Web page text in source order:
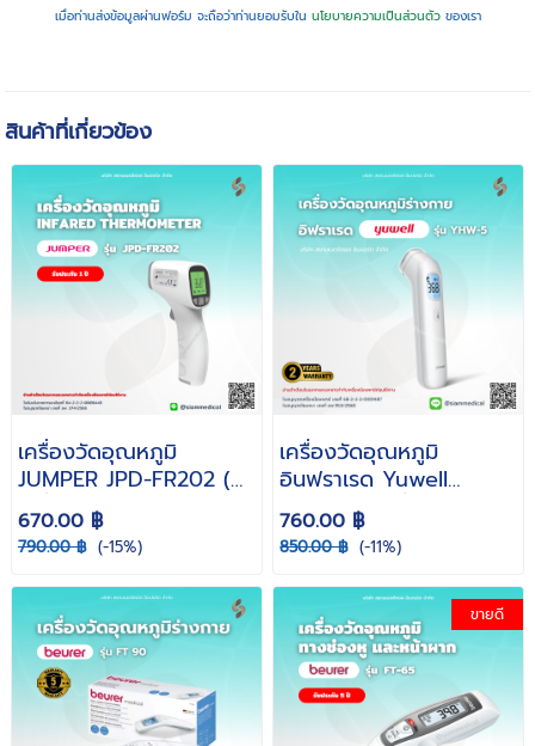
เมื่อท่านส่งข้อมูลผ่านฟอร์ม จะถือว่าท่านยอมรับใน นโยบายความเป็นส่วนตัวของเรา
สินค้าที่เกี่ยวข้อง
เครื่องวัดอุณหภูมิ
JUMPER JPD-FR202 (
เครื่องวัดไข้แบบยิงหน้า
ผาก วัดไข้ ที่วัดไข้
Infared Thermometer
เครื่องมือวัดอุณหภูมิ วัด
ไข้เด็ก )
670.00 ฿
790.00 ฿ (-15%)
เครื่องวัดอุณหภูมิ
อินฟราเรด Yuwell
YHW-5 ( เครื่องวัดไข้
แบบยิงหน้าผาก วัดไข้ ที่
วัดไข้ เครื่องมือวัด
อุณหภูมิ วัดไข้เด็ก วัด
อุณหภูมิร่างกาย )
760.00 ฿
850.00 ฿ (-11%)
ขายดี